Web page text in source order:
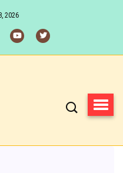
2026